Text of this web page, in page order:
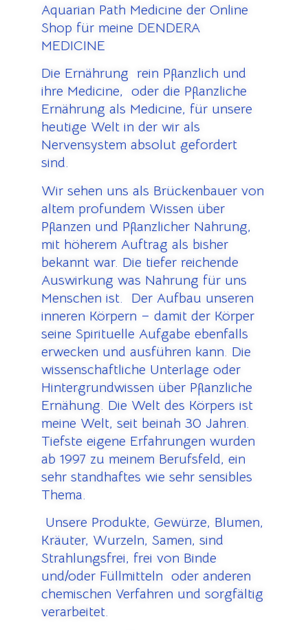
Aquarian Path Medicine der Online
Shop für meine DENDERA
MEDICINE
Die Ernährung rein Pflanzlich und
ihre Medicine, oder die Pflanzliche
Ernährung als Medicine, für unsere
heutige Welt in der wir als
Nervensystem absolut gefordert
sind.
Wir sehen uns als Brückenbauer von
altem profundem Wissen über
Pflanzen und Pflanzlicher Nahrung,
mit höherem Auftrag als bisher
bekannt war. Die tiefer reichende
Auswirkung was Nahrung für uns
Menschen ist. Der Aufbau unseren
inneren Körpern – damit der Körper
seine Spirituelle Aufgabe ebenfalls
erwecken und ausführen kann. Die
wissenschaftliche Unterlage oder
Hintergrundwissen über Pflanzliche
Ernähung. Die Welt des Körpers ist
meine Welt, seit beinah 30 Jahren.
Tiefste eigene Erfahrungen wurden
ab 1997 zu meinem Berufsfeld, ein
sehr standhaftes wie sehr sensibles
Thema.
Unsere Produkte, Gewürze, Blumen,
Kräuter, Wurzeln, Samen, sind
Strahlungsfrei, frei von Binde
und/oder Füllmitteln oder anderen
chemischen Verfahren und sorgfältig
verarbeitet.